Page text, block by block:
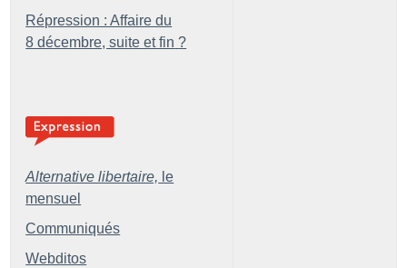
Répression : Affaire du
8 décembre, suite et fin ?
Alternative libertaire, le
mensuel
Communiqués
Webditos